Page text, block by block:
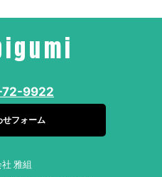
9922
せフォーム
雅組